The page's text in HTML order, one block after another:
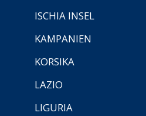
ISCHIA INSEL
KAMPANIEN
KORSIKA
LAZIO
LIGURIA